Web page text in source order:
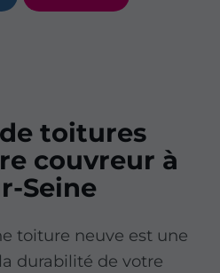
toitures
couvreur à
Seine
toiture neuve est une
durabilité de votre